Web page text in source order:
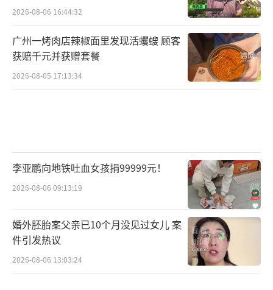
2026-08-06 16:44:32
广州一烤肉店辣椒面里发现活蠼螋 顾客
获赔千元并获赠套餐
2026-08-05 17:13:34
李亚鹏向地铁吐血女孩捐99999元！
2026-08-06 09:13:19
婚外胚胎案父亲已10个月没见过女儿 案
件引发热议
2026-08-06 13:03:24